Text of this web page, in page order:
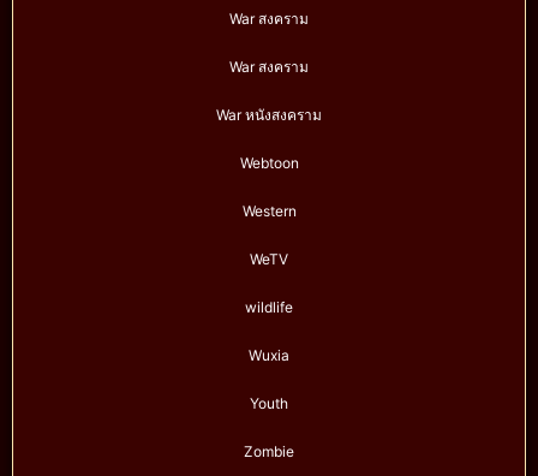
War สงคราม
War สงคราม
War หนังสงคราม
Webtoon
Western
WeTV
wildlife
Wuxia
Youth
Zombie